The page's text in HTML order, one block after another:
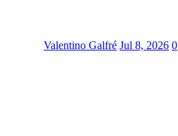
Valentino Galfré Jul 8, 2026 0